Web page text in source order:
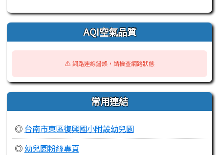
AQI空氣品質
⚠️ 網路連線錯誤，請檢查網路狀態
常用連結
◎ 台南市東區復興國小附設幼兒園
◎ 幼兒園粉絲專頁